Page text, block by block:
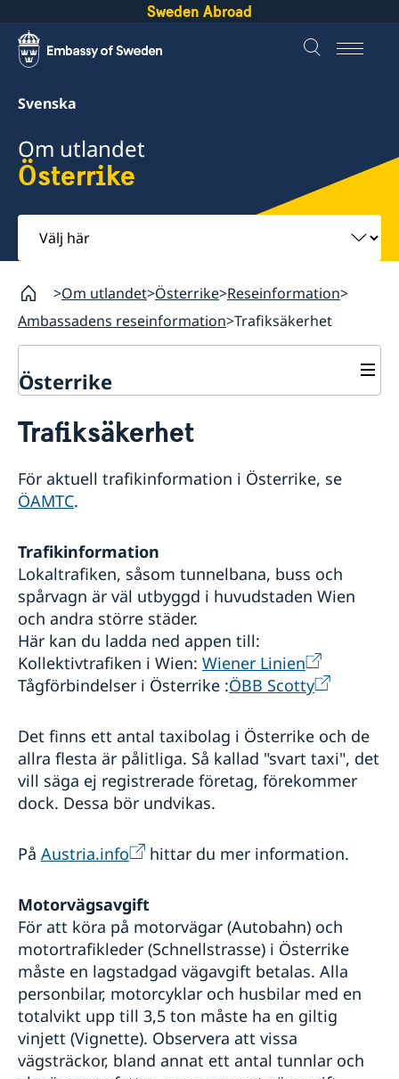
Sweden Abroad
Svenska
Om utlandet
Österrike
Välj
här
Om utlandet Österrike Reseinformation
Ambassadens reseinformation Trafiksäkerhet
Österrike
Hjälp till svenskar i Österrike
Anmälan till röstlängden inför riksdagsvalet 2026
Pass och nationellt ID-kort
Pass och nationellt ID-kort för vuxen
Pass och nationellt ID-kort för minderårig
Provisoriskt pass
Allmän information om pass
Äktenskapscertifikat
Anmäla nyfödd - Samordningsnummer
Levnadsintyg
Körkort
Avgifter
Ambassadens reseinformation
Allmänna säkerhetsläget
Terrorism
Naturförhållanden och katastrofer
In- och utresebestämmelser
Hälso- och sjukvård
Lokala lagar och sedvänjor
Kriminalitet och personlig säkerhet
Trafiksäkerhet
Resa i landet
Om Österrike
Inför resa
Nödsituation
Om olyckan är framme
Trafiksäkerhet
För aktuell trafikinformation i Österrike, se
ÖAMTC.
Trafikinformation
Lokaltrafiken, såsom tunnelbana, buss och
spårvagn är väl utbyggd i huvudstaden Wien
och andra större städer.
Här kan du ladda ned appen till:
Kollektivtrafiken i Wien: Wiener Linien
Tågförbindelser i Österrike :ÖBB Scotty
Det finns ett antal taxibolag i Österrike och de
allra flesta är pålitliga. Så kallad "svart taxi", det
vill säga ej registrerade företag, förekommer
dock. Dessa bör undvikas.
På Austria.info hittar du mer information.
Motorvägsavgift
För att köra på motorvägar (Autobahn) och
motortrafikleder (Schnellstrasse) i Österrike
måste en lagstadgad vägavgift betalas. Alla
personbilar, motorcyklar och husbilar med en
totalvikt upp till 3,5 ton måste ha en giltig
vinjett (Vignette). Observera att vissa
vägsträckor, bland annat ett antal tunnlar och